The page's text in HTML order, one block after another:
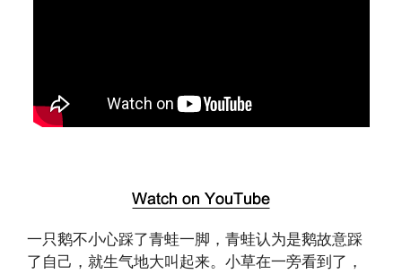
一只鹅不小心踩了青蛙一脚，青蛙认为是鹅故意踩
了自己，就生气地大叫起来。小草在一旁看到了，